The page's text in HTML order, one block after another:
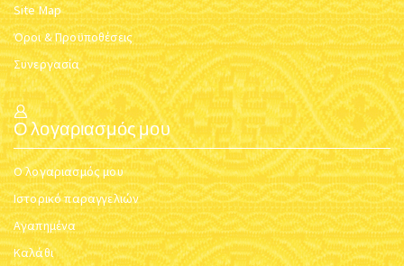
Site Map
Όροι & Προϋποθέσεις
Συνεργασία
Ο λογαριασμός μου
Ο λογαριασμός μου
Ιστορικό παραγγελιών
Αγαπημένα
Καλάθι